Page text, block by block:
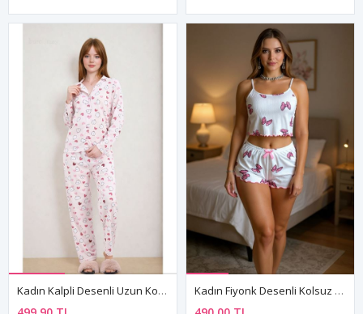
Kadın Kalpli Desenli Uzun Kollu Önden Düğmeli Gömlek Yaka Pembe Pijama Takımı Kadın Fiyonk Desenli Kolsuz Mini Beyaz Şortlu Askılı Yazlık Pijama Takımı